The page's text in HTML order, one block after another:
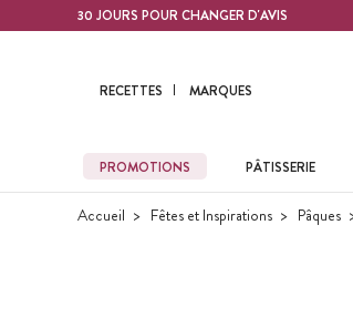
Contenu principal30 JOURS POUR CHANGER D'AVIS
RECETTES MARQUES
PROMOTIONS PÂTISSERIE
Accueil Fêtes et Inspirations Pâques